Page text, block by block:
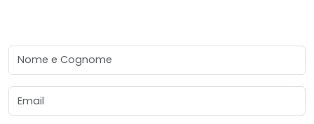
Nome e Cognome
Email